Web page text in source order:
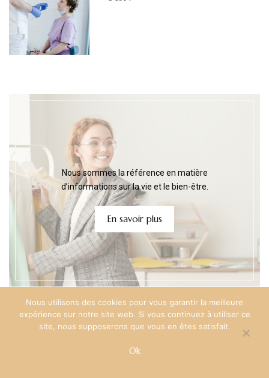
Nous sommes la référence en matière
d’informations sur la vie et le bien-être.
En savoir plus
ARTICLES RECENT
Nous utilisons des cookies pour vous garantir la meilleure
expérience sur notre site web. Si vous continuez à utiliser ce
site, nous supposerons que vous en êtes satisfait.
Ok